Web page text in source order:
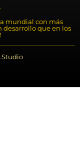
mundial con más
desarrollo que en los